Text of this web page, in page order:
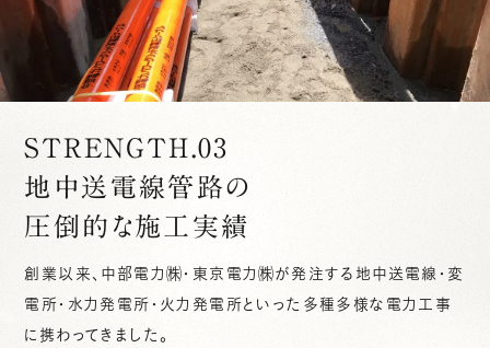
STRENGTH.03
地中送電線管路の
圧倒的な施工実績
創業以来、中部電力㈱・東京電力㈱が発注する地中送電線・変
電所・水力発電所・火力発電所といった多種多様な電力工事
に携わってきました。